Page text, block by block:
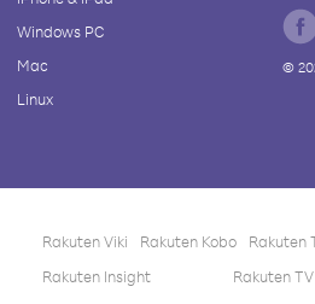
Windows PC
Mac
Linux
©
Rakuten Viki Rakuten Kobo Rakuten
Rakuten Insight
Rakuten TV